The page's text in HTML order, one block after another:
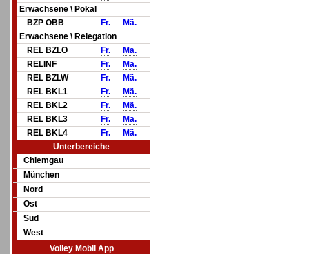
Erwachsene \ Pokal
BZP OBB
Fr.
Mä.
Erwachsene \ Relegation
REL BZLO
Fr.
Mä.
RELINF
Fr.
Mä.
REL BZLW
Fr.
Mä.
REL BKL1
Fr.
Mä.
REL BKL2
Fr.
Mä.
REL BKL3
Fr.
Mä.
REL BKL4
Fr.
Mä.
Unterbereiche
Chiemgau
München
Nord
Ost
Süd
West
Volley Mobil App